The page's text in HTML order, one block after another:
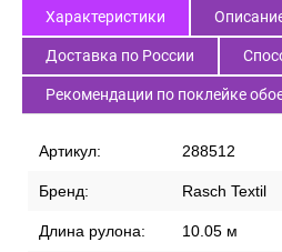
Характеристики
Доставка по России
Рекомендации по поклейке
Артикул: 288512
Бренд: Rasch Textil
Длина рулона: 10.05 м